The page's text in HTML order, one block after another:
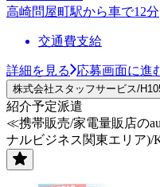
高崎問屋町駅から車で12分
交通費支給
詳細を見る 応募画面に進
株式会社スタッフサービス/
紹介予定派遣
≪携帯販売/家電量販店の
ナルビジネス関東エリア)/